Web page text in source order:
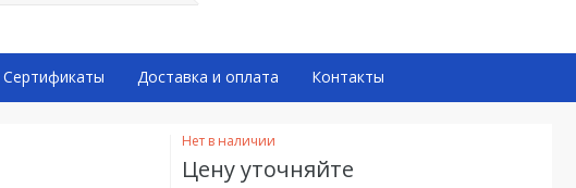
Сертификаты Доставка и оплата Контакты
Нет в наличии
Цену уточняйте